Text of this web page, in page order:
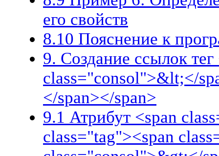
его свойств
8.10 Пояснение к
9. Создание ссылок
class="consol">&lt;</
</span></span>
9.1 Атрибут <span
class="tag"><span